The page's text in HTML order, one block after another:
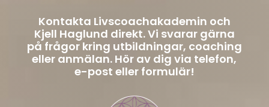
Kontakta Livscoachakademin och
Kjell Haglund direkt. Vi svarar gärna
på frågor kring utbildningar, coaching
eller anmälan. Hör av dig via telefon,
e-post eller formulär!